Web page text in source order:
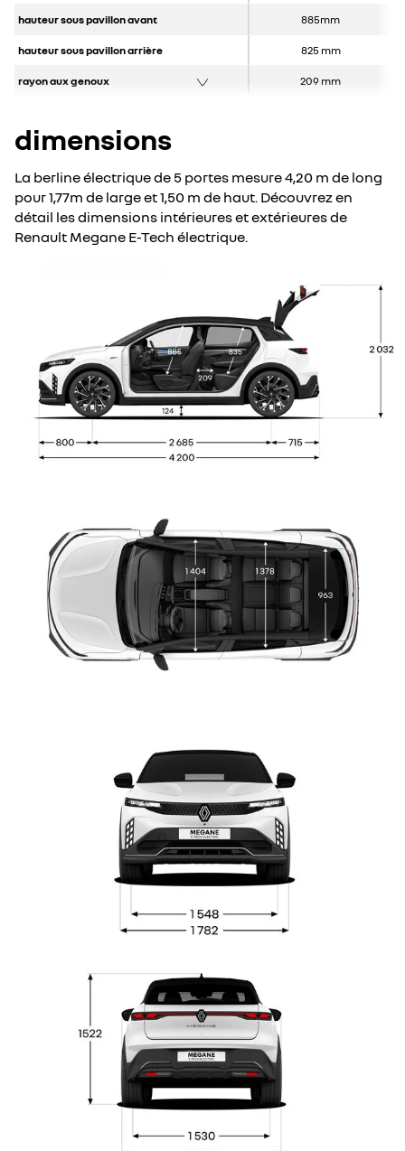
hauteur sous pavillon avant 885mm
hauteur sous pavillon arrière 825 mm
rayon aux genoux 209 mm
dimensions
La berline électrique de 5 portes mesure 4,20 m de long
pour 1,77m de large et 1,50 m de haut. Découvrez en
détail les dimensions intérieures et extérieures de
Renault Megane E-Tech électrique.